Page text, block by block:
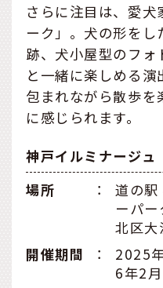
さらに注目は、愛
ーク」。犬の形を
跡、犬小屋型のフォ
と一緒に楽しめる
包まれながら散歩を
に感じられます。
神戸イルミナージュ
場所
：
道の駅
ーパ
北区大
開催期間
：
2025
6年2月